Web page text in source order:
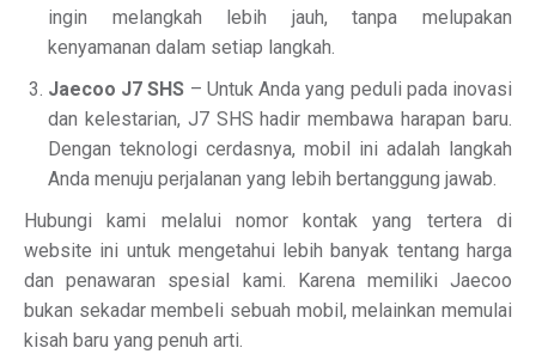
ingin melangkah lebih jauh, tanpa melupakan
kenyamanan dalam setiap langkah.
Jaecoo J7 SHS – Untuk Anda yang peduli pada inovasi
dan kelestarian, J7 SHS hadir membawa harapan baru.
Dengan teknologi cerdasnya, mobil ini adalah langkah
Anda menuju perjalanan yang lebih bertanggung jawab.
Hubungi kami melalui nomor kontak yang tertera di
website ini untuk mengetahui lebih banyak tentang harga
dan penawaran spesial kami. Karena memiliki Jaecoo
bukan sekadar membeli sebuah mobil, melainkan memulai
kisah baru yang penuh arti.